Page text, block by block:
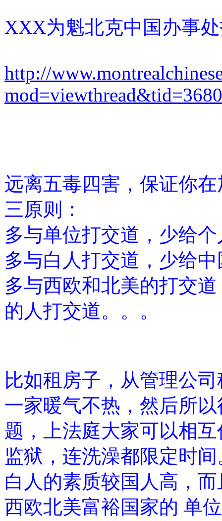
XXX为魁北克中国办事
http://
远离五毒四害，保证你
三原则：
多与单位打交道，少给
多与白人打交道，少给
多与西欧和北美的打交
的人打交道。。。
比如租房子，从管理公
一家暖气不热，然后所
题，上法庭大家可以相
监狱，连洗澡都限定时
白人的素质较国人高，
西欧北美富裕国家的 单